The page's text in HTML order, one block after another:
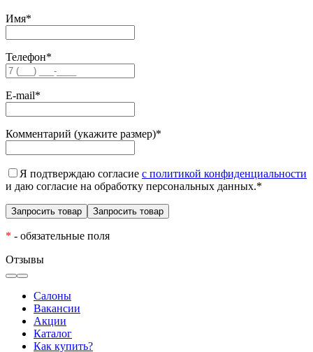
Имя*
Телефон*
E-mail*
Комментарий (укажите размер)*
Я подтверждаю согласие с политикой конфиденциальности
и даю согласие на обработку персональных данных.*
* - обязательные поля
Отзывы
Салоны
Вакансии
Акции
Каталог
Как купить?